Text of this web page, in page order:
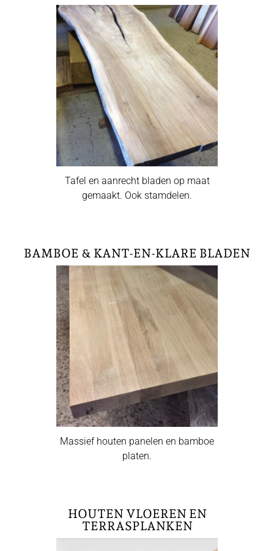
Tafel en aanrecht bladen op maat
gemaakt. Ook stamdelen.
BAMBOE & KANT-EN-KLARE BLADEN
Massief houten panelen en bamboe
platen.
HOUTEN VLOEREN EN
TERRASPLANKEN